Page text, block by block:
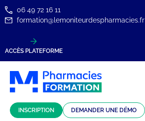
06 49 72 16 11
formation@lemoniteurdespharmacies.fr
ACCÈS PLATEFORME
INSCRIPTION DEMANDER UNE DÉMO